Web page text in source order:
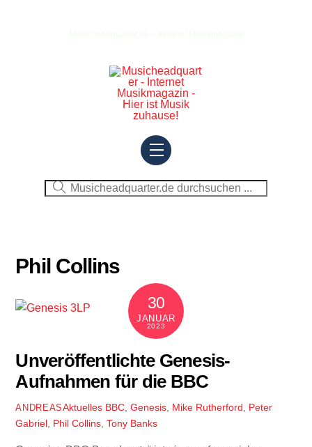
Menu
Phil Collins
30
JANUAR
2023
Unveröffentlichte Genesis-
Aufnahmen für die BBC
ANDREASAktuelles BBC, Genesis, Mike Rutherford
Peter
Gabriel Phil Collins ,Tony Banks